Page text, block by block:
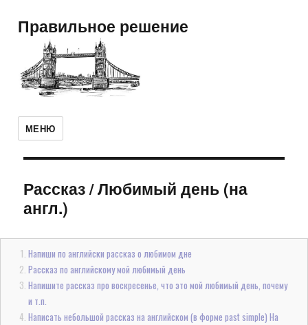
Правильное решение
МЕНЮ
Рассказ/Любимый день (на
англ.)
Напиши по английски рассказ о любимом дне
Рассказ по английскому мой любимый день
Напишите рассказ про воскресенье, что это мой любимый день, почему
и т.п.
Написать небольшой рассказ на английском (в форме past simple) На